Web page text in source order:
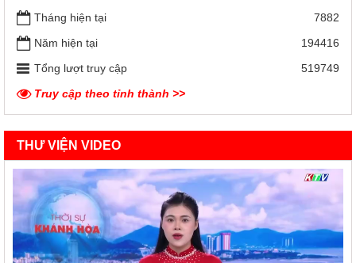
Tháng hiện tại
7882
Năm hiện tại
194416
Tổng lượt truy cập
519749
Truy cập theo tỉnh thành >>
THƯ VIỆN VIDEO